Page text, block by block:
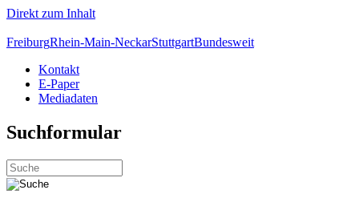
Direkt zum Inhalt
FreiburgRhein-Main-NeckarStuttgartBundesweit
Kontakt
E-Paper
Mediadaten
Suchformular